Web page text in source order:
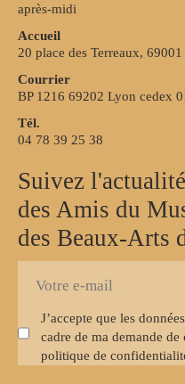
après-midi
Accueil
20 place des Terreaux,
Courrier
BP 1216 69202 Lyon cedex
Tél.
04 78 39 25 38
Suivez l'actualité
des Amis du
des Beaux-Arts
n
c
a
J’accepte que les
cadre de ma demande
politique de